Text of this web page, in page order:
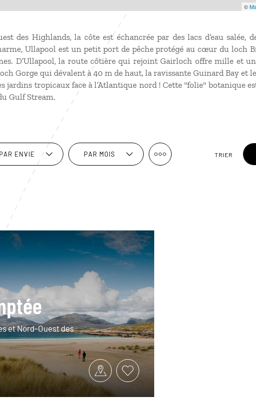
©
des Highlands, la côte est échancrée par des lacs d’eau salée,
Ullapool est un petit port de pêche protégé au cœur du loch
D’Ullapool, la route côtière qui rejoint Gairloch offre mille et
Gorge qui dévalent à 40 m de haut, la ravissante Guinard Bay et
jardins tropicaux face à l’Atlantique nord ! Cette "folie" botanique
Gulf Stream.
PAR ENVIE PAR MOIS TRIER
et Nord-Ouest des